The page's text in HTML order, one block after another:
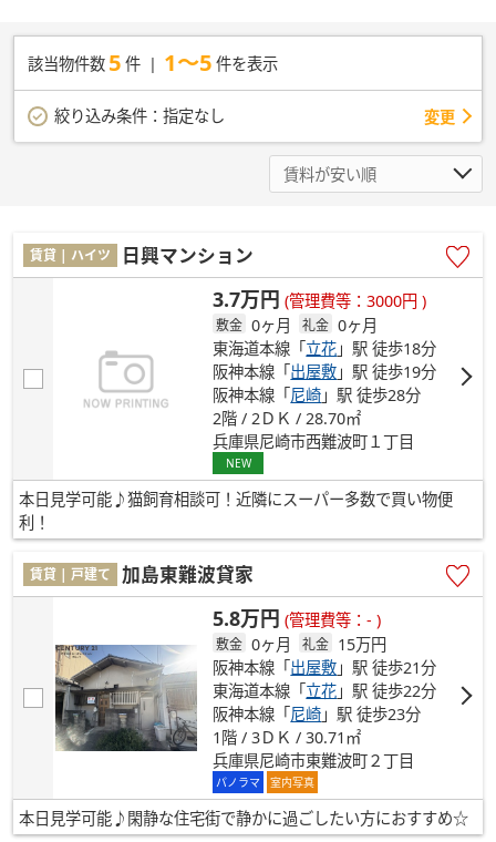
該当物件数 5 件 1～5 件を表示
絞り込み条件： 指定なし 変更
賃貸 | ハイツ 日興マンション
3.7万円 (管理費等：3000円 )
敷金 0ヶ月 礼金 0ヶ月
東海道本線「立花 」駅 徒歩18分
阪神本線「出屋敷 」駅 徒歩19分
阪神本線「尼崎 」駅 徒歩28分
2階 / 2ＤＫ / 28.70㎡
兵庫県尼崎市西難波町１丁目
NEW
本日見学可能♪猫飼育相談可！近隣にスーパー多数で買い物便
利！
賃貸 | 戸建て 加島東難波貸家
5.8万円 (管理費等：- )
敷金 0ヶ月 礼金 15万円
阪神本線「出屋敷 」駅 徒歩21分
東海道本線「立花 」駅 徒歩22分
阪神本線「尼崎 」駅 徒歩23分
1階 / 3ＤＫ / 30.71㎡
兵庫県尼崎市東難波町２丁目
パノラマ 室内写真
本日見学可能♪閑静な住宅街で静かに過ごしたい方におすすめ☆